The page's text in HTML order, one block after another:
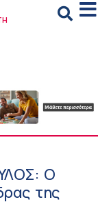
Ο
της